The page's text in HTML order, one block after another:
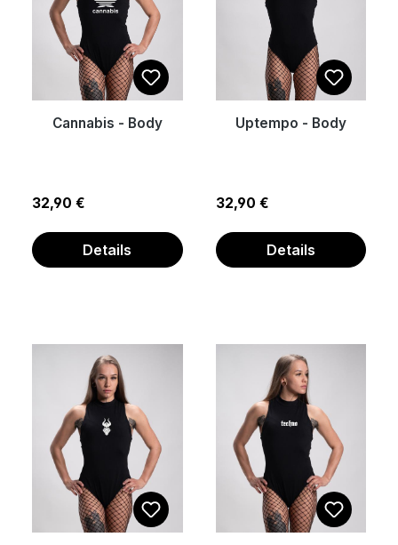
Cannabis - Body
Regulärer Preis:
32,90 €
Details
Uptempo - Body
Regulärer Preis:
32,90 €
Details